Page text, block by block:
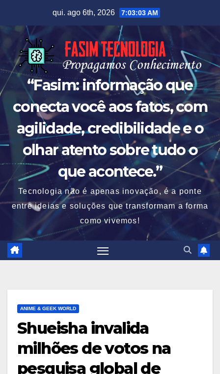
qui. ago 6th, 2026 7:03:04 AM
“Fasim: informação que
conecta você aos fatos, com
agilidade, credibilidade e o
olhar atento sobre tudo o
que acontece.”
Tecnologia não é apenas inovação, é a ponte
entre ideias e soluções que transformam a forma
como vivemos!
ANIME & GEEK WORLD
Shueisha invalida
milhões de votos na
pesquisa global de